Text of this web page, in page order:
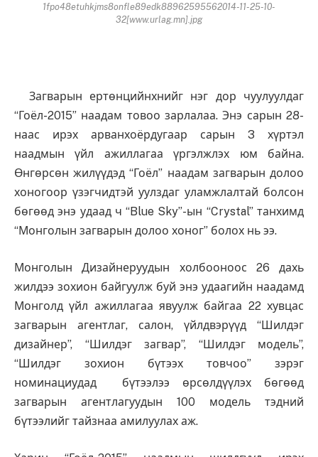
1fpo48etuhkjms8onfle89edk88962595562014-11-25-10-
32[www.urlag.mn].jpg
Загварын ертөнцийнхнийг нэг дор чуулуулдаг
“Гоёл-2015” наадам товоо зарлалаа. Энэ сарын 28-
наас ирэх арванхоёрдугаар сарын 3 хүртэл
наадмын үйл ажиллагаа үргэлжлэх юм байна.
Өнгөрсөн жилүүдэд “Гоёл” наадам загварын долоо
хоногоор үзэгчидтэй уулздаг уламжлалтай болсон
бөгөөд энэ удаад ч “Blue Sky”-ын “Crystal” танхимд
“Монголын загварын долоо хоног” болох нь ээ.
Монголын Дизайнеруудын холбооноос 26 дахь
жилдээ зохион байгуулж буй энэ удаагийн наадамд
Монголд үйл ажиллагаа явуулж байгаа 22 хувцас
загварын агентлаг, салон, үйлдвэрүүд “Шилдэг
дизайнер”, “Шилдэг загвар”, “Шилдэг модель”,
“Шилдэг зохион бүтээх товчоо” зэрэг
номинациудад бүтээлээ өрсөлдүүлэх бөгөөд
загварын агентлагуудын 100 модель тэдний
бүтээлийг тайзнаа амилуулах аж.